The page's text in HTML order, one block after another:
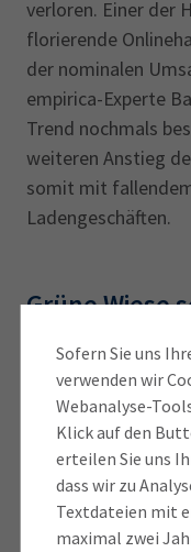
Sofern Sie uns
verwenden wir
Webanalyse-
Klick auf den
erteilen Sie uns
dass wir zu
Textdateien mit
maximal zwei
verloren. Einer der
florierende
der nominalen
empirica-Experte
Trend nochmals
weiteren Anstieg
somit mit
Ladengeschäften.
Grüne Wiese
Aber noch etwas
grünen Wiese. Die
Einzugsgebiet und
führt bei ihnen zu
Relation und somit